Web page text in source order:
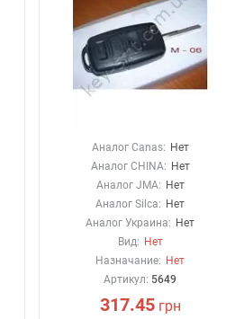
Аналог Canas: Нет
Аналог CHINA: Нет
Аналог JMA: Нет
Аналог Silca: Нет
Аналог Украина: Нет
Вид: Нет
Назначание: Нет
Артикул: 5649
317.45грн